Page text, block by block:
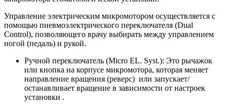
Управление электрическим микромотором осуществляется с
помощью пневмоэлектрического переключателя (Dual
Control), позволяющего врачу выбирать между управлением
ногой (педаль) и рукой.
Ручной переключатель (Micro EL. Syst.): Это рычажок
или кнопка на корпусе микромотора, которая меняет
направление вращения (реверс) или запускает/
останавливает вращение в зависимости от настроек
установки .